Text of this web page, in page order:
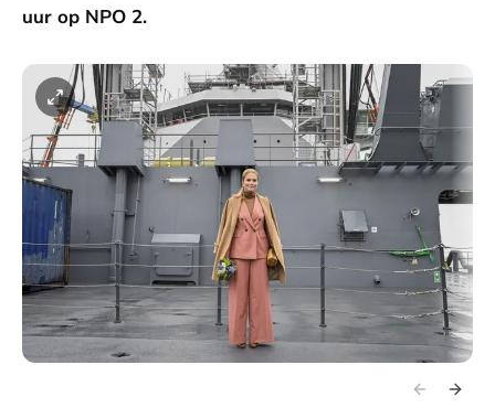
uur op NPO 2.